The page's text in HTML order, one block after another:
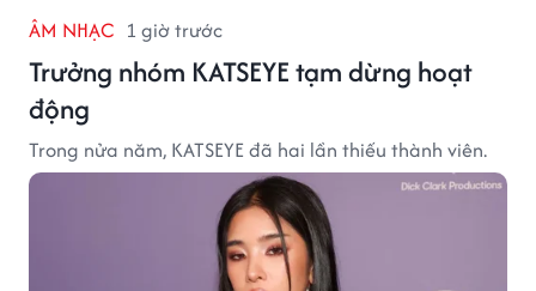
ÂM NHẠC 1 giờ trước
Trưởng nhóm KATSEYE tạm dừng hoạt
động
Trong nửa năm, KATSEYE đã hai lần thiếu thành viên.